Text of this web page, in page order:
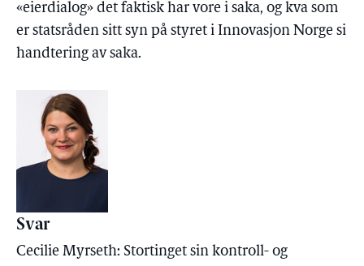
«eierdialog» det faktisk har vore i saka, og kva som
er statsråden sitt syn på styret i Innovasjon Norge si
handtering av saka.
Svar
Cecilie Myrseth: Stortinget sin kontroll- og